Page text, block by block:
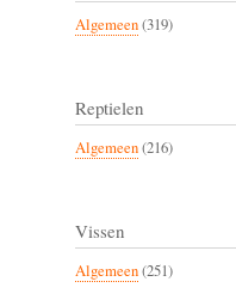
Algemeen(319)
Reptielen
Algemeen(216)
Vissen
Algemeen(251)